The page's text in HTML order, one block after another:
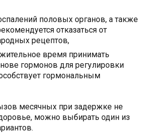
половых органов, а также
отказаться от
рецептов,
время принимать
гормонов для регулировки
гормональным
месячных при задержке не
можно выбирать один из